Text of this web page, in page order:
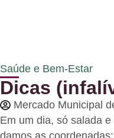
Saúde e Bem-Estar
Dicas
Mercado Municipal
Em um dia, só salada